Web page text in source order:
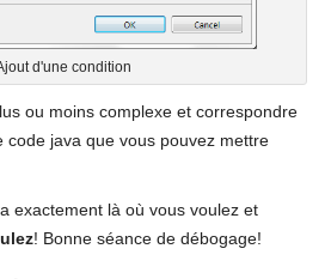
d'une condition
ou moins complexe et correspondre
code java que vous pouvez mettre
exactement là où vous voulez et
! Bonne séance de débogage!